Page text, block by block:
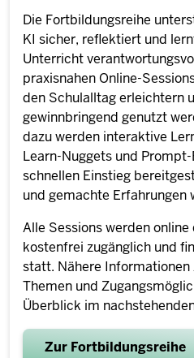
Die Fortbildungsreihe
KI sicher, reflektiert und
Unterricht
praxisnahen Online-
den Schulalltag erleichtern
gewinnbringend genutzt
dazu werden interaktive
Learn-Nuggets und
schnellen Einstieg
und gemachte Erfahrungen
Alle Sessions werden
kostenfrei zugänglich und
statt. Nähere Informationen
Themen und
Überblick im
Zur Fortbildungsreihe